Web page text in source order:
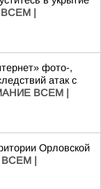
|
фото-,
атак с
ВСЕМ |
Орловской
|